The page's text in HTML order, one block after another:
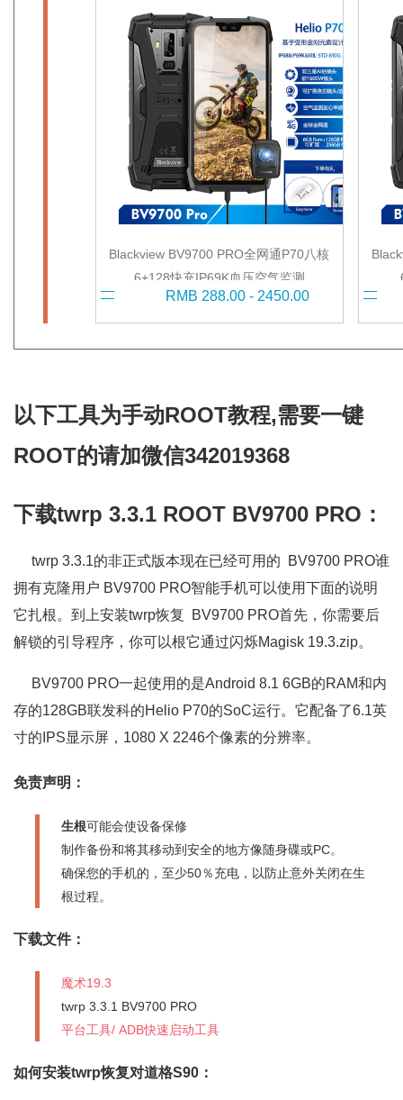
Blackview BV9700 PRO全网通P70八核
6+128快充IP69K血压空气监测
RMB 288.00 - 2450.00
以下工具为手动ROOT教程,需要一键
ROOT的请加微信342019368
下载twrp 3.3.1 ROOT BV9700 PRO：
twrp 3.3.1的非正式版本现在已经可用的 BV9700 PRO谁
拥有克隆用户 BV9700 PRO智能手机可以使用下面的说明
它扎根。到上安装twrp恢复 BV9700 PRO首先，你需要后
解锁的引导程序，你可以根它通过闪烁Magisk 19.3.zip。
BV9700 PRO一起使用的是Android 8.1 6GB的RAM和内
存的128GB联发科的Helio P70的SoC运行。它配备了6.1英
寸的IPS显示屏，1080 X 2246个像素的分辨率。
免责声明：
生根可能会使设备保修
制作备份和将其移动到安全的地方像随身碟或PC。
确保您的手机的，至少50％充电，以防止意外关闭在生
根过程。
下载文件：
魔术19.3
twrp 3.3.1 BV9700 PRO
平台工具/ ADB快速启动工具
如何安装twrp恢复对道格S90：